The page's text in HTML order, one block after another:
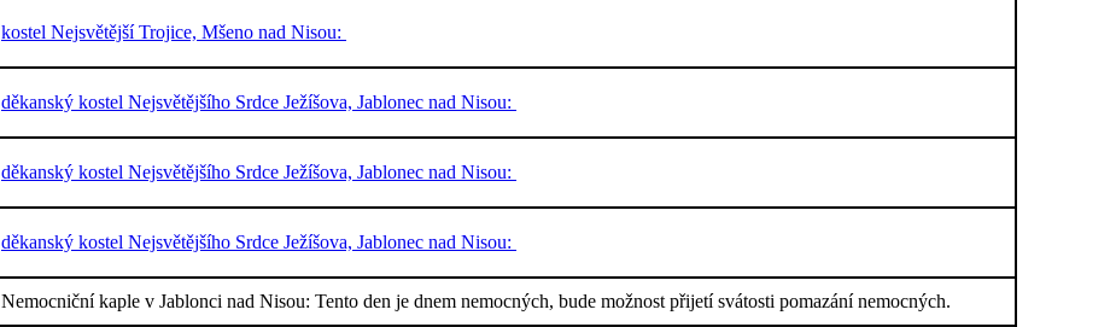
kostel Nejsvětější Trojice, Mšeno nad Nisou:
děkanský kostel Nejsvětějšího Srdce Ježíšova, Jablonec nad Nisou:
děkanský kostel Nejsvětějšího Srdce Ježíšova, Jablonec nad Nisou:
děkanský kostel Nejsvětějšího Srdce Ježíšova, Jablonec nad Nisou:
Nemocniční kaple v Jablonci nad Nisou: Tento den je dnem nemocných, bude možnost přijetí svátosti pomazání nemocných.